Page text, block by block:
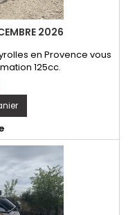
2026
en Provence vous
125cc.